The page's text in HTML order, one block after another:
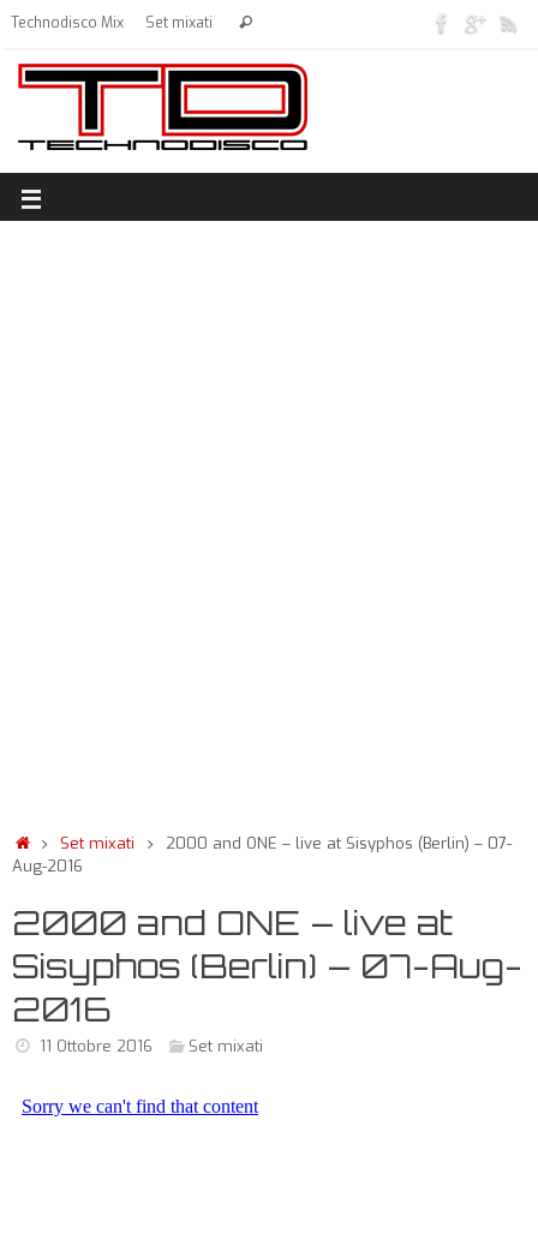
Technodisco Mix Set mixati
Set mixati
2000 and ONE – live at Sisyphos (Berlin) – 07-
Aug-2016
2000 and ONE – live at
Sisyphos (Berlin) – 07-Aug-
2016
11 Ottobre 2016 Set mixati